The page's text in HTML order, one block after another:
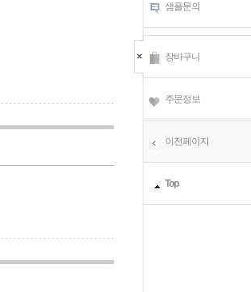
샘플문의
장바구니
주문정보
이전페이지
Top